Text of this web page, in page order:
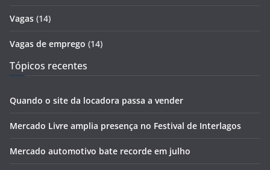
Vagas (14)
Vagas de emprego (14)
Tópicos recentes
Quando o site da locadora passa a vender
Mercado Livre amplia presença no Festival de Interlagos
Mercado automotivo bate recorde em julho